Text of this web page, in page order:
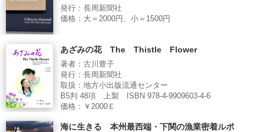
発行：長周新聞社
価格：大＝2000円、小＝1500円
あざみの花 The Thistle Flower
著者：古川豊子
発行：長周新聞社
取扱：地方小出版流通センター
B5判 48項 上製 ISBN 978-4-9909603-4-6
価格：￥2000Ｅ
海に生きる 本州最西端・下関の漁業密着ルポ